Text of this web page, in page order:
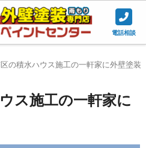
電話相談
の積水ハウス施工の一軒家に外壁塗装
ス施工の一軒家に